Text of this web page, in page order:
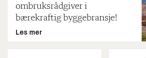
ombruksrådgiver i
bærekraftig byggebransje!
Les mer